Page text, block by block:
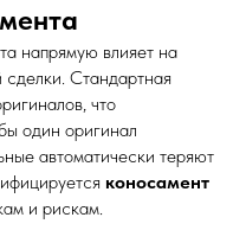
напрямую влияет на
Стандартная
что
один оригинал
автоматически теряют
коносамент
и рискам.